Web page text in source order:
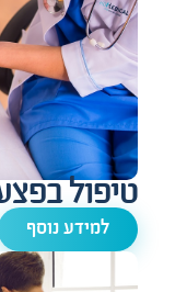
טיפול
למידע נוסף